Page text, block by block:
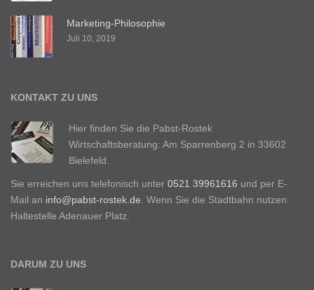
Marketing-Philosophie
Juli 10, 2019
KONTAKT ZU UNS
Hier finden Sie die Pabst-Rostek
Wirtschaftsberatung: Am Sparrenberg 2 in 33602
Bielefeld.
Sie erreichen uns telefonisch unter 0521 39961616 und per E-
Mail an info@pabst-rostek.de. Wenn Sie die Stadtbahn nutzen:
Haltestelle Adenauer Platz.
DARUM ZU UNS